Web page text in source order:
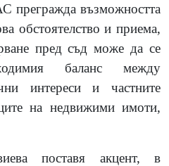
прегражда възможността
обстоятелство и приема,
пред съд може да се
баланс между
интереси и частните
на недвижими имоти,
поставя акцент, в